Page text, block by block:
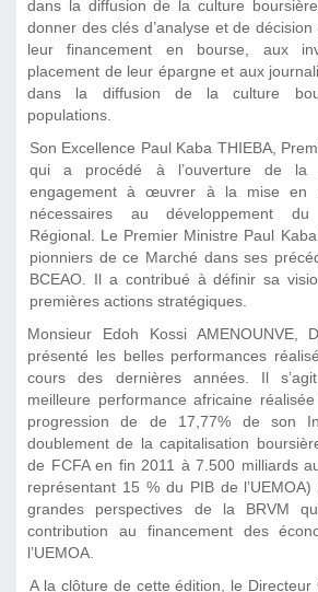
dans la diffusion de la culture
donner des clés d’analyse et de
leur financement en bourse, aux
placement de leur épargne et aux
dans la diffusion de la culture
populations.
Son Excellence Paul Kaba THIEBA,
qui a procédé à l’ouverture de la
engagement à œuvrer à la mise en
nécessaires au développement
Régional. Le Premier Ministre Paul
pionniers de ce Marché dans ses
BCEAO. Il a contribué à définir sa
premières actions stratégiques.
Monsieur Edoh Kossi AMENOUNVE,
présenté les belles performances
cours des dernières années. Il
meilleure performance africaine
progression de de 17,77% de son
doublement de la capitalisation
de FCFA en fin 2011 à 7.500 milliards
représentant 15 % du PIB de
grandes perspectives de la BRVM
contribution au financement des
l’UEMOA.
A la clôture de cette édition, le Directeur